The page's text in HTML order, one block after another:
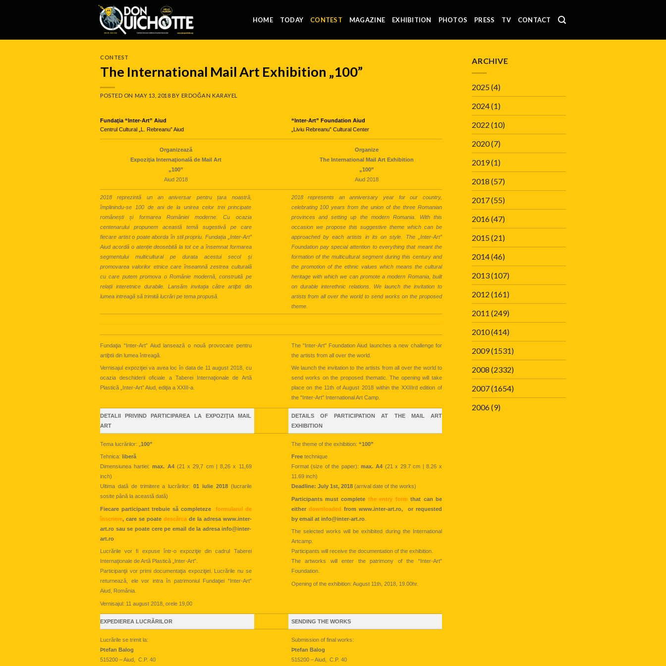
HOME TODAY CONTEST MAGAZINE EXHIBITION PHOTOS PRESS TV CONTACT
CONTEST
The International Mail Art Exhibition „100”
POSTED ON MAY 13, 2018 BY ERDOĞAN KARAYEL
Fundaţia “Inter-Art” Aiud
Centrul Cultural „L. Rebreanu” Aiud
“Inter-Art” Foundation Aiud
„Liviu Rebreanu” Cultural Center
Organizează
Expoziţia Internaţională de Mail Art
„100”
Aiud 2018
Organize
The International Mail Art Exhibition
„100”
Aiud 2018
2018 reprezintă un an aniversar pentru țara noastră,
împlinindu-se 100 de ani de la unirea celor trei principate
românești și formarea României moderne. Cu ocazia
centenarului propunem această temă sugestivă pe care
fiecare artist o poate aborda în stil propriu. Fundația „Inter-Art”
Aiud acordă o atenție deosebită la tot ce a însemnat formarea
segmentului multicultural pe durata acestui secol și
promovarea valorilor etnice care înseamnă zestrea culturală
cu care putem promova o Românie modernă, construită pe
relații interetnice durabile. Lansăm invitaţia către artiþti din
lumea intreagă să trimită lucrări pe tema propusă.
2018 represents an anniversary year for our country,
celebrating 100 years from the union of the three Romanian
provinces and setting up the modern Romania. With this
occasion we propose this suggestive theme which can be
approached by each artists in its on style. The „Inter-Art”
Foundation pay special attention to everything that meant the
formation of the multicultural segment during this century and
the promotion of the ethnic values which means the cultural
heritage with which we can promote a modern Romania, built
on durable interethnic relations. We launch the invitation to
artists from all over the world to send works on the proposed
theme.
Fundaţia “Inter-Art” Aiud lansează o nouă provocare pentru
artiþtii din lumea întreagă.
Vernisajul expoziţiei va avea loc în data de 11 august 2018, cu
ocazia deschiderii oficiale a Taberei Internaţionale de Artă
Plastică „Inter-Art” Aiud, ediţia a XXIII-a.
The "Inter-Art" Foundation Aiud launches a new challenge for
the artists from all over the world.
We launch the invitation to the artists from all over the world to
send works on the proposed thematic. The opening will take
place on the 11th of August 2018 within the XXIIIrd edition of
the "Inter-Art" International Art Camp.
DETALII PRIVIND PARTICIPAREA LA EXPOZIŢIA MAIL
ART
DETAILS OF PARTICIPATION AT THE MAIL ART
EXHIBITION
Tema lucrărilor: „ 100”
Tehnica: liberă
Dimensiunea hartiei:max. A4(21 x 29,7 cm | 8,26 x 11,69
inch)
Ultima dată de trimitere a lucrărilor: 01 iulie 2018(lucrarile
sosite până la această dată)
Fiecare participant trebuie să completeze formularul de
înscriere, care se poate descărcade la adresa www.inter-
art.ro sau se poate cere pe email de la adresa info@inter-
art.ro
Lucrările vor fi expuse într-o expoziţie din cadrul Taberei
Internaţionale de Artă Plastică „Inter-Art”.
Participanţii vor primi documentaţia expoziţiei. Lucrările nu se
returnează, ele vor intra în patrimoniul Fundaţiei “Inter-Art”
Aiud, România.
Vernisajul: 11 august 2018, orele 19,00
The theme of the exhibition: “100”
Freetechnique
Format (size of the paper):max. A4(21 x 29.7 cm | 8.26 x
11.69 inch)
Deadline: July 1st, 2018 (arrival date of the works)
Participants must complete the entry form that can be
either downloaded from www.inter-art.ro, or requested
by email at info@inter-art.ro.
The selected works will be exhibited during the International
Artcamp.
Participants will receive the documentation of the exhibition.
The artworks will enter the patrimony of the “Inter-Art”
Foundation.
Opening of the exhibition: August 11th, 2018, 19.00hr.
EXPEDIEREA LUCRĂRILOR SENDING THE WORKS
Lucrările se trimit la:
Þtefan Balog
515200 – Aiud, C.P. 40
Submission of final works:
Þtefan Balog
515200 – Aiud, C.P. 40
ARCHIVE
2025(4)
2024(1)
2022 (10)
2020(7)
2019(1)
2018 (57)
2017(55)
2016(47)
2015(21)
2014(46)
2013(107)
2012 (161)
2011 (249)
2010(414)
2009(1531)
2008 (2332)
2007(1654)
2006(9)